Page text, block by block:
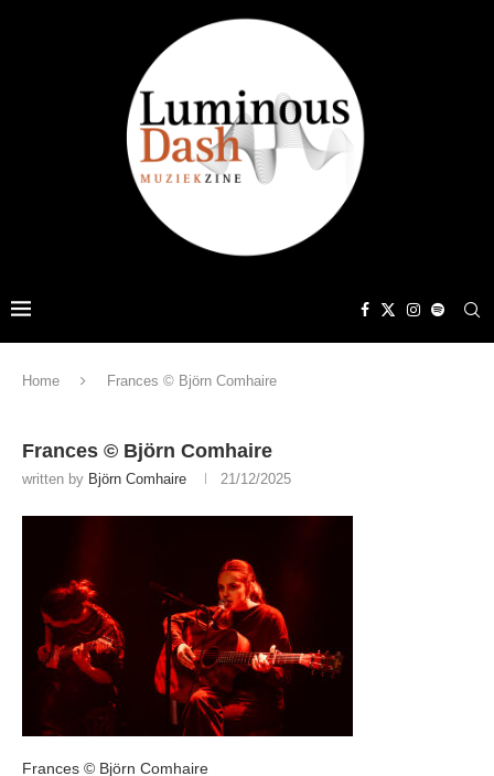
Home Frances © Björn Comhaire
Frances © Björn Comhaire
written by Björn Comhaire 21/12/2025
Frances © Björn Comhaire